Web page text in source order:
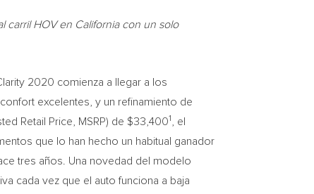
carril HOV en Californiacon un solo
2020 comienza a llegar a los
excelentes, y un refinamiento de
Retail Price, MSRP) de $33,4001
, el
que lo han hecho un habitual ganador
tres años. Una novedad del modelo
cada vez que el auto funciona a baja